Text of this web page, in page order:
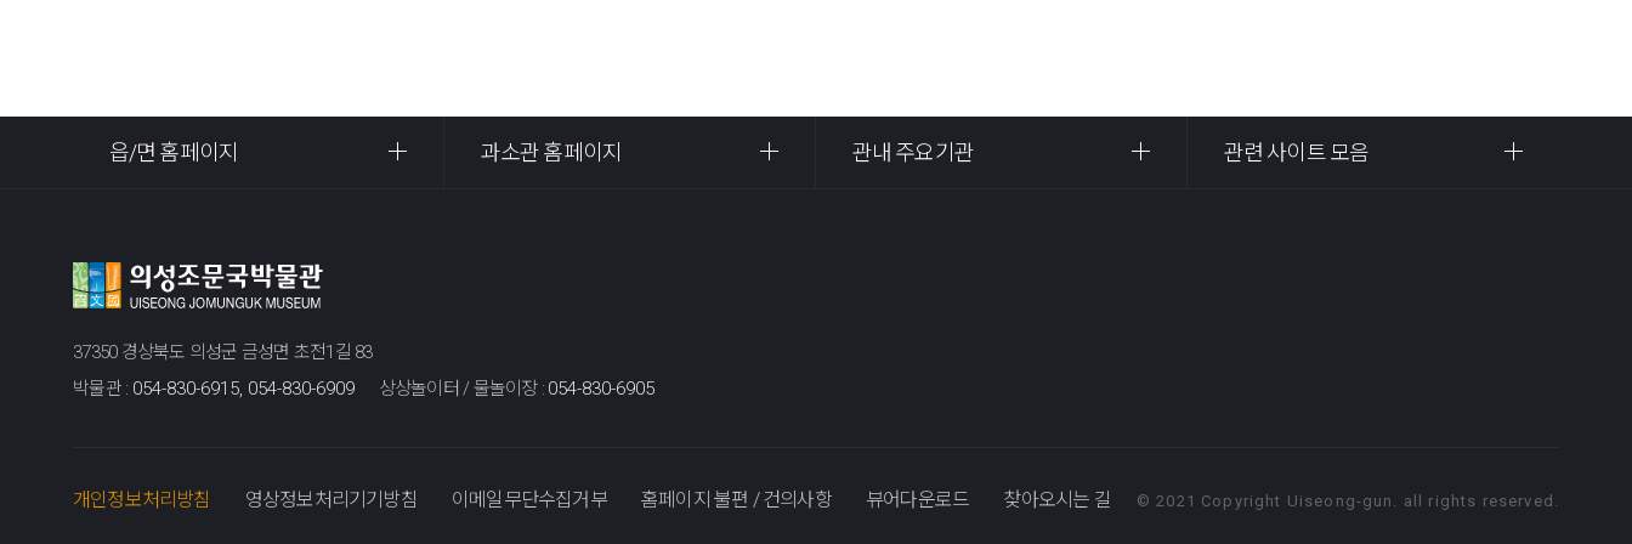
읍/면 홈페이지 과소관 홈페이지 관내 주요기관 관련 사이트 모음
37350 경상북도 의성군 금성면 초전1길 83
박물관 : 054-830-6915, 054-830-6909 상상놀이터 / 물놀이장 : 054-830-6905
개인정보처리방침 영상정보처리기기방침 이메일무단수집거부 홈페이지 불편 / 건의사항 뷰어다운로드 찾아오시는 길 © 2021 Copyright Uiseong-gun. all rights reserved.